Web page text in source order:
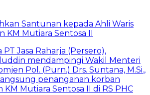
Santunan kepada Ahli Waris
KM Mutiara Sentosa II